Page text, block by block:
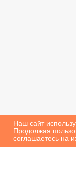
Наш сайт
Продолжая
соглашаетесь на